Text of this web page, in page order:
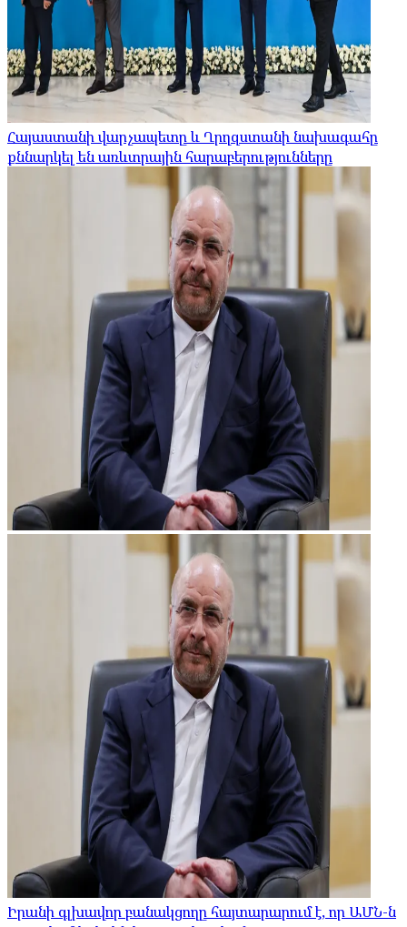
Հայաստանի վարչապետը և Ղրղզստանի նախագահը
քննարկել են առևտրային հարաբերությունները
Իրանի գլխավոր բանակցողը հայտարարում է, որ ԱՄՆ-ն